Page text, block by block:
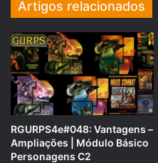
PARCEIROS
Artigos relacionados
RGURPS4e#048: Vantagens –
Ampliações | Módulo Básico
Personagens C2